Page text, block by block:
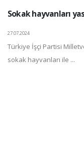
Sokak hayvanları
27.07.2024
Türkiye İşçi Partisi
sokak hayvanları ile ...